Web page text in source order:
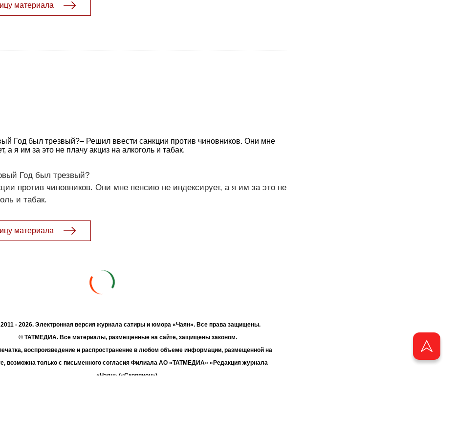
материала
Год был трезвый?– Решил ввести санкции против чиновников. Они мне
а я им за это не плачу акциз на алкоголь и табак.
Год был трезвый?
против чиновников. Они мне пенсию не индексирует, а я им за это не
и табак.
материала
- 2026. Электронная версия журнала сатиры и юмора «Чаян». Все права защищены.
© ТАТМЕДИА. Все материалы, размещенные на сайте, защищены законом.
воспроизведение и распространение в любом объеме информации, размещенной на
возможна только с письменного согласия Филиала АО «ТАТМЕДИА» «Редакция журнала
«Чаян» («Скорпион»).